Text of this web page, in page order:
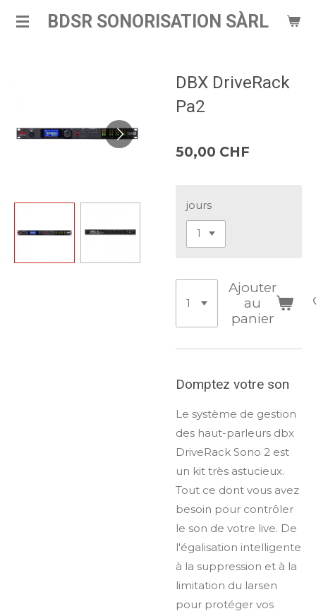
Passer
BDSR SONORISATION SÀRL
DBX DriveRack
Pa2
50,00 CHF
jours
Ajouter
au
panier
Domptez votre son
Le système de gestion
des haut-parleurs dbx
DriveRack Sono 2 est
un kit très astucieux.
Tout ce dont vous avez
besoin pour contrôler
le son de votre live. De
l'égalisation intelligente
à la suppression et à la
limitation du larsen
pour protéger vos